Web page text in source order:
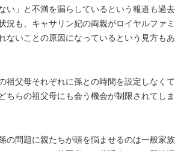
い」と不満を漏らしているという報道も過去
況も、キャサリン妃の両親がロイヤルファミ
ないことの原因になっているという見方もあ
祖父母それぞれに孫との時間を設定しなくて
ちらの祖父母にも会う機会が制限されてしま
の問題に親たちが頭を悩ませるのは一般家族